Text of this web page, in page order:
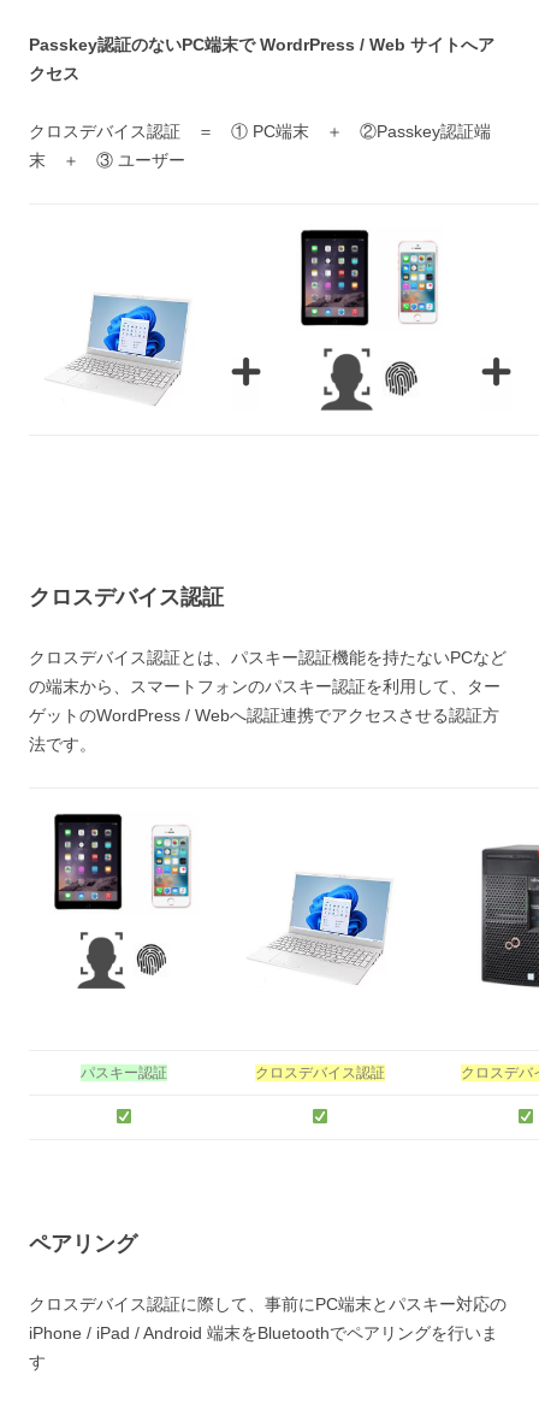
Passkey認証のないPC端末で WordrPress / Web サイトへア
クセス
クロスデバイス認証 ＝ ① PC端末 ＋ ②Passkey認証端
末 ＋ ③ ユーザー
クロスデバイス認証
クロスデバイス認証とは、パスキー認証機能を持たないPCなど
の端末から、スマートフォンのパスキー認証を利用して、ター
ゲットのWordPress / Webへ認証連携でアクセスさせる認証方
法です。
パスキー認証 クロスデバイス認証 クロスデバ
ペアリング
クロスデバイス認証に際して、事前にPC端末とパスキー対応の
iPhone / iPad / Android 端末をBluetoothでペアリングを行いま
す